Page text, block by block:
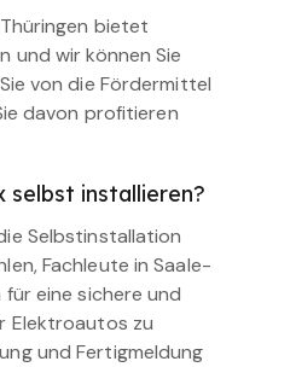
bietet
und wir können Sie
von die Fördermittel
davon profitieren
selbst installieren?
Selbstinstallation
Fachleute in Saale-
eine sichere und
Elektroautos zu
und Fertigmeldung